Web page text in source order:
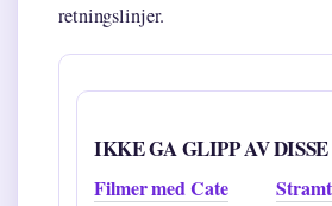
retningslinjer.
IKKE GA GLIPP AV DISSE
Filmer med Cate